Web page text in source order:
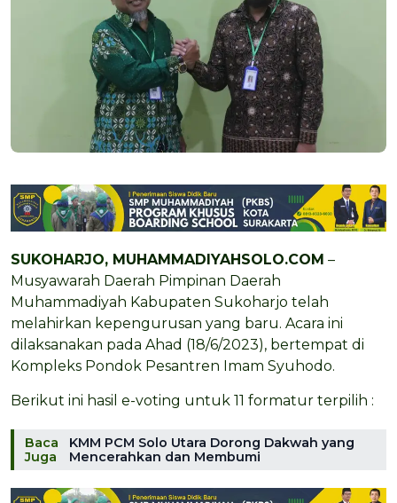
SUKOHARJO, MUHAMMADIYAHSOLO.COM –
Musyawarah Daerah Pimpinan Daerah
Muhammadiyah Kabupaten Sukoharjo telah
melahirkan kepengurusan yang baru. Acara ini
dilaksanakan pada Ahad (18/6/2023), bertempat di
Kompleks Pondok Pesantren Imam Syuhodo.
Berikut ini hasil e-voting untuk 11 formatur terpilih :
Baca
Juga
KMM PCM Solo Utara Dorong Dakwah yang
Mencerahkan dan Membumi